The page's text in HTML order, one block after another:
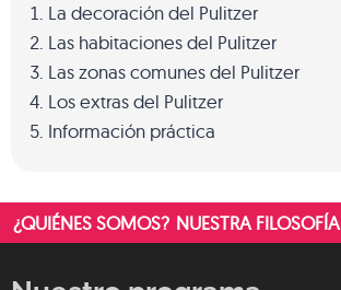
La decoración del Pulitzer
Las habitaciones del Pulitzer
Las zonas comunes del Pulitzer
Los extras del Pulitzer
Información práctica
¿QUIÉNES SOMOS? NUESTRA FILOSOFÍA